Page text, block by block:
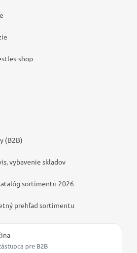
shop
(B2B)
vybavenie skladov
sortimentu 2026
prehľad sortimentu
pre B2B